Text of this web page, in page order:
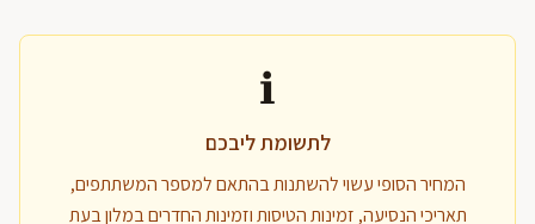
ℹ️
לתשומת ליבכם
המחיר הסופי עשוי להשתנות בהתאם למספר המשתתפים,
תאריכי הנסיעה, זמינות הטיסות וזמינות החדרים במלון בעת